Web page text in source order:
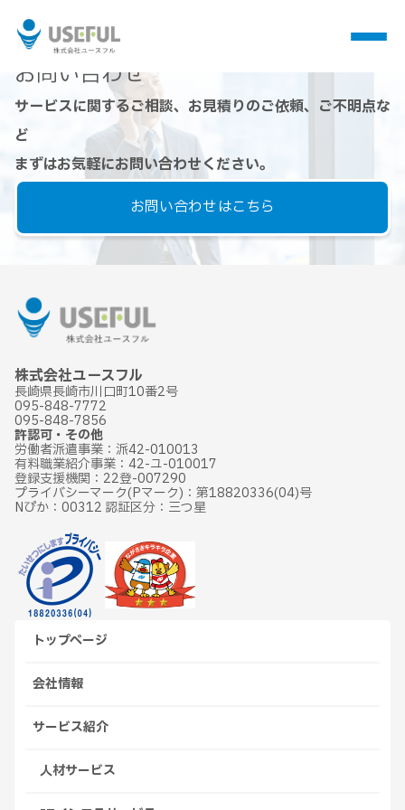
Contact
お問い合わせ
サービスに関するご相談、お見積りのご依頼、ご不明点な
ど
まずはお気軽にお問い合わせください。
お問い合わせはこちら
株式会社ユースフル
長崎県長崎市川口町10番2号
095-848-7772
095-848-7856
許認可・その他
労働者派遣事業：派42-010013
有料職業紹介事業：42-ユ-010017
登録支援機関：22登-007290
プライバシーマーク(Pマーク)：第18820336(04)号
Nぴか：00312 認証区分：三つ星
トップページ
会社情報
サービス紹介
人材サービス